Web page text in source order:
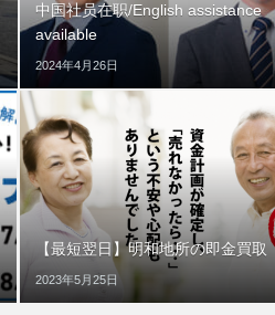
中国社员在职/English assistance
available
2024年4月26日
【最短翌日】明和地所の即金買取
2023年5月25日